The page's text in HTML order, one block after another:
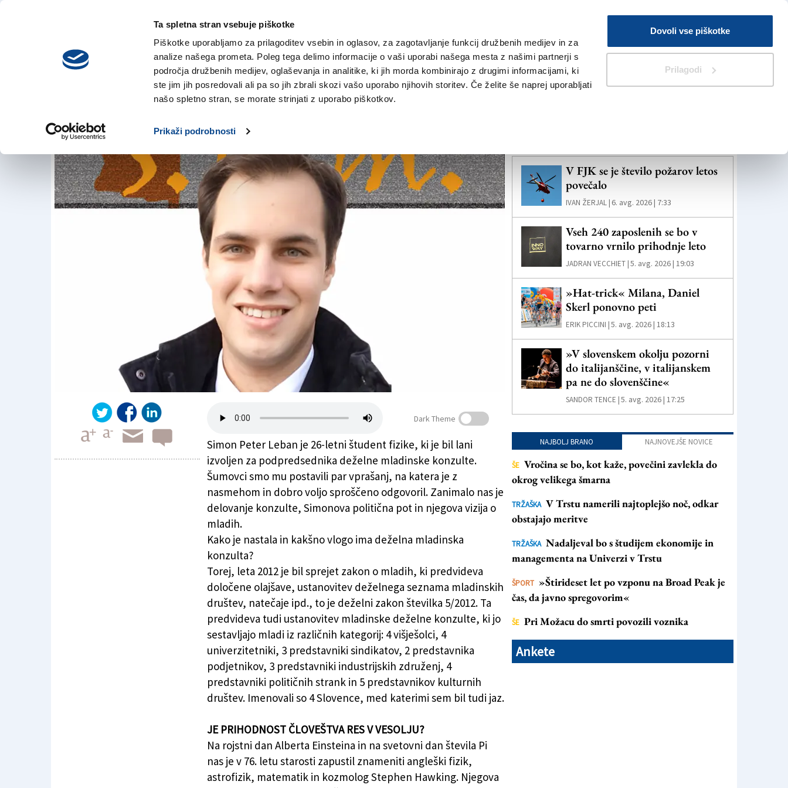
Ta spletna stran vsebuje piškotke
Piškotke uporabljamo za prilagoditev vsebin in oglasov, za zagotavljanje funkcij družbenih medijev in za
analize našega prometa. Poleg tega delimo informacije o vaši uporabi našega mesta z našimi partnerji s
področja družbenih medijev, oglaševanja in analitike, ki jih morda kombinirajo z drugimi informacijami, ki
ste jim jih posredovali ali pa so jih zbrali skozi vašo uporabo njihovih storitev. Če želite še naprej uporabljati
našo spletno stran, se morate strinjati z uporabo piškotkov.
Prikaži podrobnosti
Dovoli vse piškotke
Prilagodi
četrtek,
6. avgusta 2026
V Kioskih
Iskanje
NOVICE TRŽAŠKA GORIŠKA KULTURA ŠPORT ŠE
Simonova vizija o mladih
15. mar. 2018 | 17:26
Dark Theme
Simon Peter Leban je 26-letni študent fizike, ki je bil lani
izvoljen za podpredsednika deželne mladinske konzulte.
Šumovci smo mu postavili par vprašanj, na katera je z
nasmehom in dobro voljo sproščeno odgovoril. Zanimalo nas je
delovanje konzulte, Simonova politična pot in njegova vizija o
mladih.
Kako je nastala in kakšno vlogo ima deželna mladinska
konzulta?
Torej, leta 2012 je bil sprejet zakon o mladih, ki predvideva
določene olajšave, ustanovitev deželnega seznama mladinskih
društev, natečaje ipd., to je deželni zakon številka 5/2012. Ta
predvideva tudi ustanovitev mladinske deželne konzulte, ki jo
sestavljajo mladi iz različnih kategorij: 4 višješolci, 4
univerzitetniki, 3 predstavniki sindikatov, 2 predstavnika
podjetnikov, 3 predstavniki industrijskih združenj, 4
predstavniki političnih strank in 5 predstavnikov kulturnih
društev. Imenovali so 4 Slovence, med katerimi sem bil tudi jaz.
JE PRIHODNOST ČLOVEŠTVA RES V VESOLJU?
Na rojstni dan Alberta Einsteina in na svetovni dan števila Pi
nas je v 76. letu starosti zapustil znameniti angleški fizik,
astrofizik, matematik in kozmolog Stephen Hawking. Njegova
V FJK se je število požarov letos
povečalo
IVAN ŽERJAL |6. avg. 2026 | 7:33
Vseh 240 zaposlenih se bo v
tovarno vrnilo prihodnje leto
JADRAN VECCHIET |5. avg. 2026 | 19:03
»Hat-trick« Milana, Daniel
Skerl ponovno peti
ERIK PICCINI |5. avg. 2026 | 18:13
»V slovenskem okolju pozorni
do italijanščine, v italijanskem
pa ne do slovenščine«
SANDOR TENCE |5. avg. 2026 | 17:25
NAJBOLJ BRANO NAJNOVEJŠE NOVICE
ŠE Vročina se bo, kot kaže, povečini zavlekla do
okrog velikega šmarna
TRŽAŠKA V Trstu namerili najtoplejšo noč, odkar
obstajajo meritve
TRŽAŠKA Nadaljeval bo s študijem ekonomije in
managementa na Univerzi v Trstu
ŠPORT »Štirideset let po vzponu na Broad Peak je
čas, da javno spregovorim«
ŠE Pri Možacu do smrti povozili voznika
Ankete